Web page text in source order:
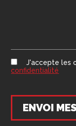
J'accepte les
confidentialité